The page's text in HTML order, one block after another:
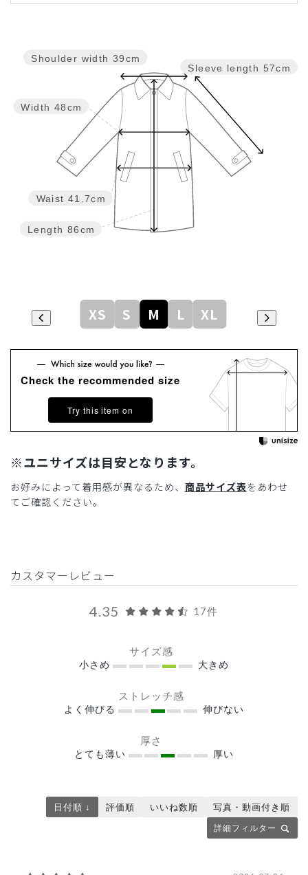
Sleeve length 57cm
Length 86cm
Waist 41.7cm
Width 48cm
Shoulder width 39cm
XS S M L XL
Check the recommended size
Try this item on
※ユニサイズは目安となります。
お好みによって着用感が異なるため、 商品サイズ表をあわせ
てご確認ください。
カスタマーレビュー
4.35 17件
サイズ感
小さめ 大きめ
ストレッチ感
よく伸びる 伸びない
厚さ
とても薄い 厚い
詳細フィルター
日付順 ↓ 評価順 いいね数順 写真・動画付き順